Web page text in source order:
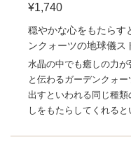
¥1,740
穏やかな心をもたらす
ンクォーツの地球儀ス
水晶の中でも癒しの力
と伝わるガーデンクォ
出すといわれる同じ種
しをもたらしてくれると